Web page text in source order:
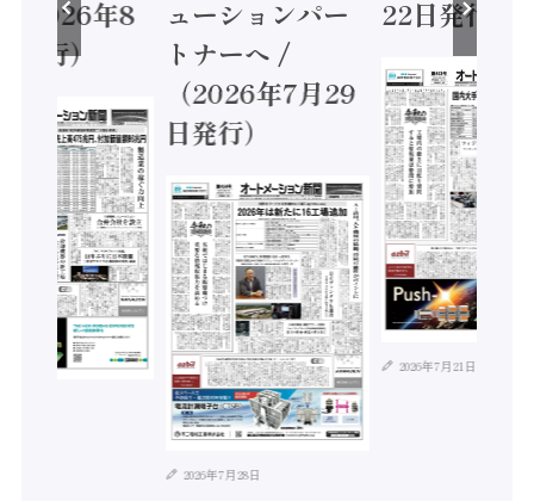
2026年8
発行）
ューションパー
トナーへ /
（2026年7月29
日発行）
2026年7月28日
22日発行）
2026年7月21日